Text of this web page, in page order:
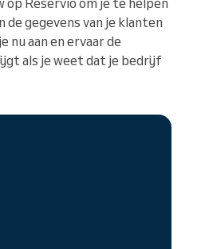
Reservio om je te helpen
gegevens van je klanten
nu aan en ervaar de
als je weet dat je bedrijf